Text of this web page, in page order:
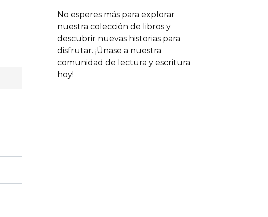
No esperes más para explorar
nuestra colección de libros y
descubrir nuevas historias para
disfrutar. ¡Únase a nuestra
comunidad de lectura y escritura
hoy!